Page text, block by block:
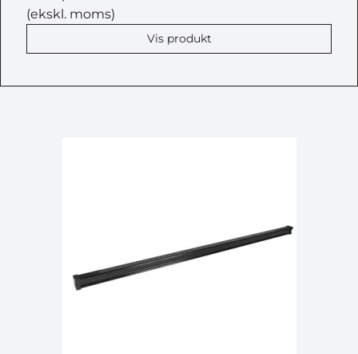
(ekskl. moms)
Vis produkt